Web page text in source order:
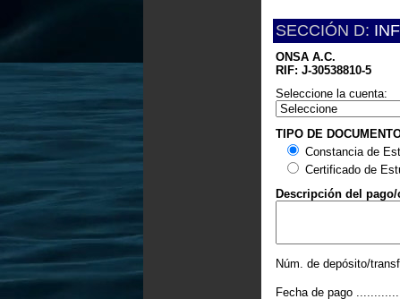
SECCIÓN D:
ONSA A.C.
RIF: J-30538810-5
Seleccione la cuenta:
TIPO DE
Constancia de
Certificado de
Descripción del
Núm. de depósito/
Fecha de pago